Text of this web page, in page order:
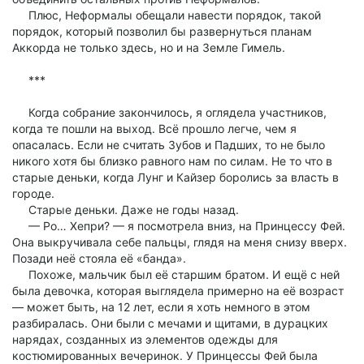
Плюс, Неформалы обещали навести порядок, такой
порядок, который позволил бы развернуться планам
Аккорда не только здесь, но и на Земле Гимель.
***
Когда собрание закончилось, я оглядела участников,
когда те пошли на выход. Всё прошло легче, чем я
опасалась. Если не считать Зубов и Падших, то не было
никого хотя бы близко равного нам по силам. Не то что в
старые деньки, когда Лунг и Кайзер боролись за власть в
городе.
Старые деньки. Даже не годы назад.
— Ро… Хепри? — я посмотрела вниз, на Принцессу Фей.
Она выкручивала себе пальцы, глядя на меня снизу вверх.
Позади неё стояла её «банда».
Похоже, мальчик был её старшим братом. И ещё с ней
была девочка, которая выглядела примерно на её возраст
— может быть, на 12 лет, если я хоть немного в этом
разбиралась. Они были с мечами и щитами, в дурацких
нарядах, созданных из элементов одежды для
костюмированных вечеринок. У Принцессы Фей была